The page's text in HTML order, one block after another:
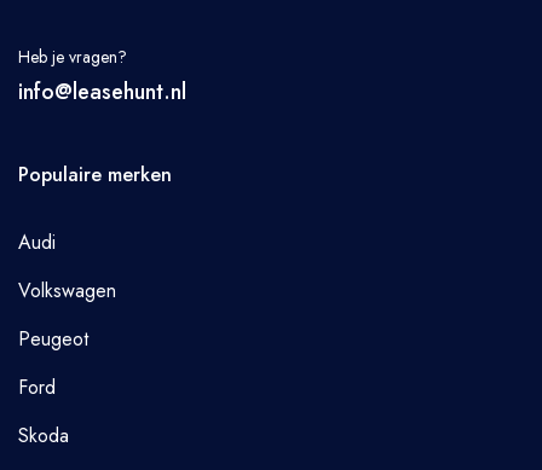
Heb je vragen?
info@leasehunt.nl
Populaire merken
Audi
Volkswagen
Peugeot
Ford
Skoda